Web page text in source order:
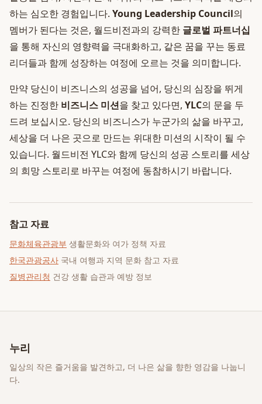
하는 심오한 경험입니다. Young Leadership Council의
멤버가 된다는 것은, 월드비전과의 강력한 글로벌 파트너십
을 통해 자신의 영향력을 극대화하고, 같은 꿈을 꾸는 동료
리더들과 함께 성장하는 여정에 오르는 것을 의미합니다.
만약 당신이 비즈니스의 성공을 넘어, 당신의 심장을 뛰게
하는 진정한 비즈니스 미션을 찾고 있다면, YLC의 문을 두
드려 보십시오. 당신의 비즈니스가 누군가의 삶을 바꾸고,
세상을 더 나은 곳으로 만드는 위대한 미션의 시작이 될 수
있습니다. 월드비전 YLC와 함께 당신의 성공 스토리를 세상
의 희망 스토리로 바꾸는 여정에 동참하시기 바랍니다.
참고 자료
문화체육관광부 생활문화와 여가 정책 자료
한국관광공사 국내 여행과 지역 문화 참고 자료
질병관리청 건강 생활 습관과 예방 정보
누리
일상의 작은 즐거움을 발견하고, 더 나은 삶을 향한 영감을 나눕니
다.